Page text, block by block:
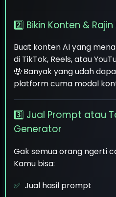
2️⃣ Bikin Konten &
Buat konten AI yang
di TikTok, Reels, atau
🤑 Banyak yang udah
platform cuma modal
3️⃣ Jual Prompt atau
Generator
Gak semua orang ngerti
Kamu bisa:
Jual hasil prompt